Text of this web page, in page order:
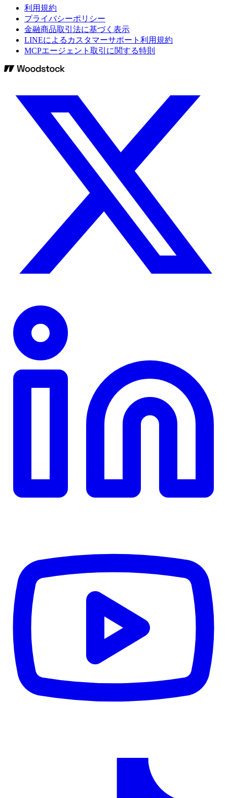
利用規約
プライバシーポリシー
金融商品取引法に基づく表示
LINEによるカスタマーサポート利用規約
MCPエージェント取引に関する特則